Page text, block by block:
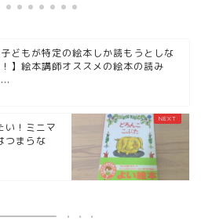
子どもが特定の絵本しか読もうとしな
】絵本講師オススメの絵本の読み
い！ミニマ
つまらな